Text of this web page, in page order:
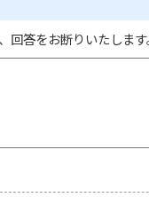
回答をお断りいたします